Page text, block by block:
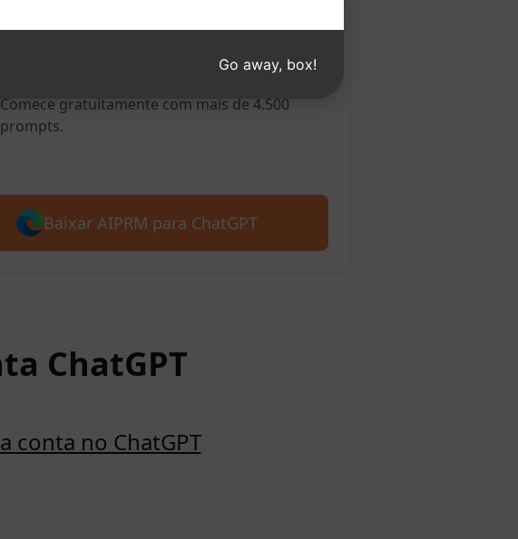
Comece gratuitamente com mais de 4.500
prompts.
Baixar AIPRM para ChatGPT
ChatGPT
conta no ChatGPT
Go away, box!